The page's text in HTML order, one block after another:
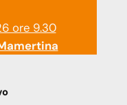
ore 9.30